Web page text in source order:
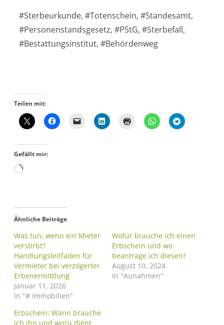
#Sterbeurkunde, #Totenschein, #Standesamt,
#Personenstandsgesetz, #PStG, #Sterbefall,
#Bestattungsinstitut, #Behördenweg
Teilen mit:
Gefällt mir:
Ähnliche Beiträge
Was tun, wenn ein Mieter
verstirbt?
Handlungsleitfaden für
Vermieter bei verzögerter
Erbenermittlung
Januar 11, 2026
In "# Immobilien"
Wofür brauche ich einen
Erbschein und wo
beantrage ich diesen?
August 10, 2024
In "Aunahmen"
Erbschein: Wann brauche
ich ihn und wozu dient